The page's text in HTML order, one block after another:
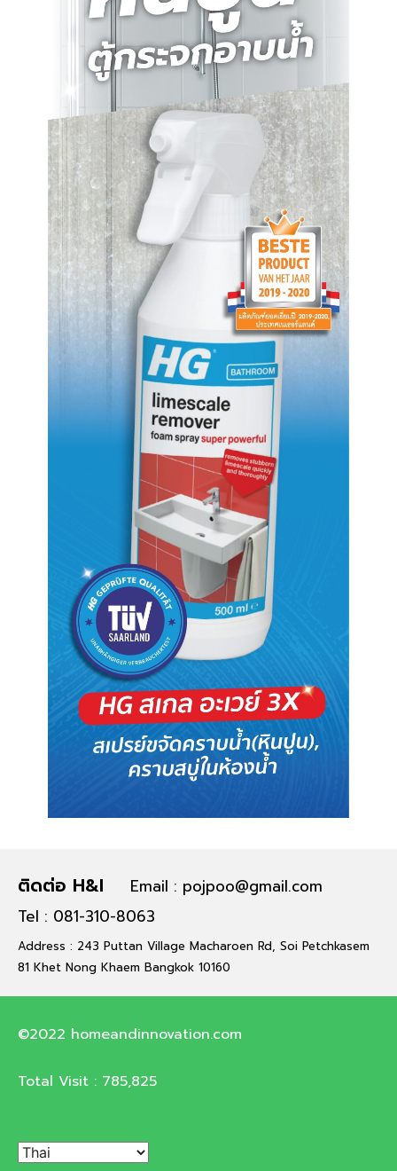
ติดต่อ H&I
Email : pojpoo@gmail.com
Tel : 081-310-8063
Address : 243 Puttan Village Macharoen Rd, Soi Petchkasem
81 Khet Nong Khaem Bangkok 10160
©2022 homeandinnovation.com
Total Visit : 785,825